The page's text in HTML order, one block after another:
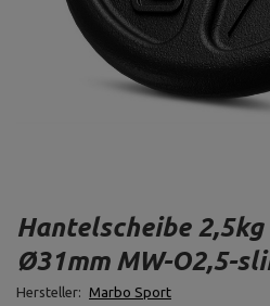
Hantelscheibe 2,5kg
Ø31mm MW-O2,5-
Hersteller: Marbo Sport